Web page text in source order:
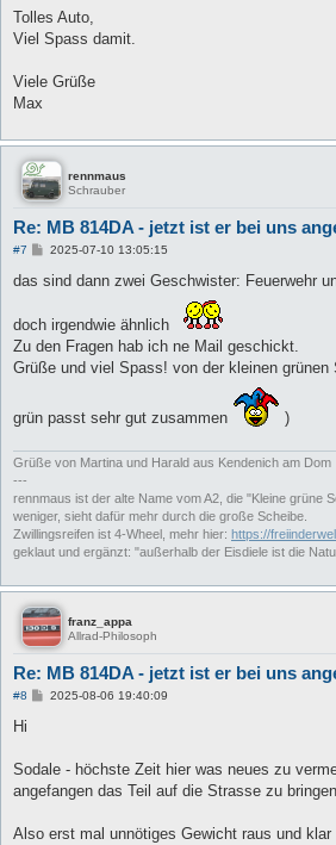
Tolles Auto,
Viel Spass damit.
Viele Grüße
Max
rennmaus
Schrauber
Re: MB 814DA - jetzt ist er bei uns
#7
B
i
a
g
2025-07-10 13:05:15
das sind dann zwei Geschwister: Feuerwehr
doch irgendwie ähnlich
Zu den Fragen hab ich ne Mail geschickt.
Grüße und viel Spass! von der kleinen grünen
grün passt sehr gut zusammen )
Grüße von Martina und Harald aus Kendenich am Dom
---
rennmaus ist der alte Name vom A2, die "Kleine grüne
weniger, sieht dafür mehr durch die große Scheibe.
Zwillingsreifen ist 4-Wheel, mehr hier: https://
geklaut und ergänzt: "außerhalb der Eisdiele ist die
franz_appa
Allrad-Philosoph
Re: MB 814DA - jetzt ist er bei uns
#8
B
a
2025-08-06 19:40:09
Hi
Sodale - höchste Zeit hier was neues zu
angefangen das Teil auf die Strasse zu
Also erst mal unnötiges Gewicht raus und klar